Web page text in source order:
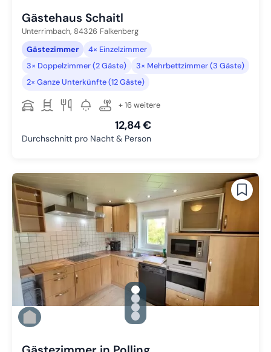
Gästehaus Schaitl
Unterrimbach, 84326 Falkenberg
Gästezimmer
4× Einzelzimmer
3× Doppelzimmer (2 Gäste)
3× Mehrbettzimmer (3 Gäste)
2× Ganze Unterkünfte (12 Gäste)
+ 16 weitere
12,84 €
Durchschnitt pro Nacht & Person
gallery.slide_selector
Zu Slide 1 wechseln
Zu Slide 2 wechseln
Zu Slide 3 wechseln
Zu Slide 4 wechseln